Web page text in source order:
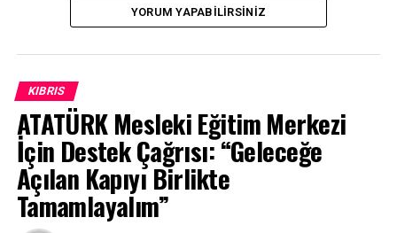
YORUM YAPABILIRSINIZ
KIBRIS
ATATÜRK Mesleki Eğitim Merkezi
İçin Destek Çağrısı: “Geleceğe
Açılan Kapıyı Birlikte
Tamamlayalım”